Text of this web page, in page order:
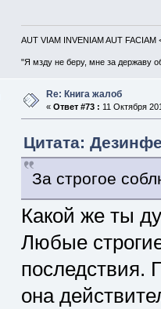
AUT VIAM INVENIAM AUT FACIAM
"Я мзду не беру, мне за державу
Re: Книга жалоб
« Ответ #73 : 11 Октября
Цитата:
За строгое
Какой же ты
Любые
последствия.
она